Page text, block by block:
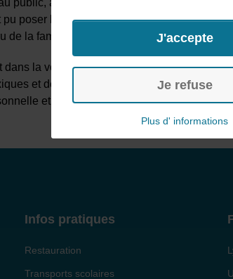
poser leurs questions, partager leurs
de la famille.
dans la volonté de l’établissement de
et de promouvoir le respect dans leurs
et sociale.
Infos pratiques
Restauration
Transports scolaires
J'accepte
Je refuse
Plus d' informations